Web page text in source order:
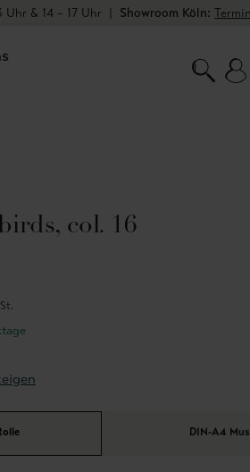
Uhr & 14 – 17 Uhr | Showroom Köln:
col. 16
DIN-A4